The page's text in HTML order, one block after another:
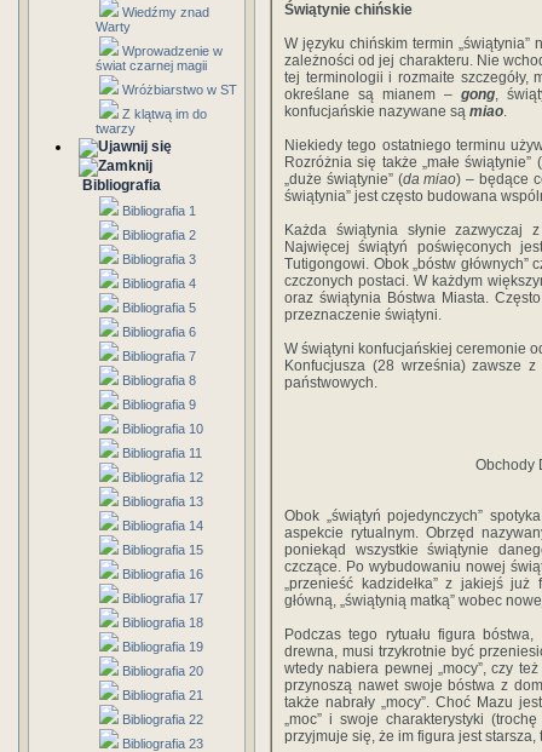
Wiedźmy znad
Warty
Wprowadzenie w
świat czarnej magii
Wróżbiarstwo w ST
Z klątwą im do
twarzy
Bibliografia
Bibliografia 1
Bibliografia 2
Bibliografia 3
Bibliografia 4
Bibliografia 5
Bibliografia 6
Bibliografia 7
Bibliografia 8
Bibliografia 9
Bibliografia 10
Bibliografia 11
Bibliografia 12
Bibliografia 13
Bibliografia 14
Bibliografia 15
Bibliografia 16
Bibliografia 17
Bibliografia 18
Bibliografia 19
Bibliografia 20
Bibliografia 21
Bibliografia 22
Bibliografia 23
Świątynie chińskie
W języku chińskim termin
zależności od jej charakteru. Nie
tej terminologii i rozmaite szczegóły,
określane są mianem – gong,
konfucjańskie nazywane są miao.
Niekiedy tego ostatniego terminu
Rozróżnia się także „małe świątynie” (
„duże świątynie” (da miao) – będące
świątynia” jest często budowana
Każda świątynia słynie zazwyczaj
Najwięcej świątyń poświęconych
Tutigongowi. Obok „bóstw
czczonych postaci. W każdym
oraz świątynia Bóstwa Miasta.
przeznaczenie świątyni.
W świątyni konfucjańskiej ceremonie
Konfucjusza (28 września) zawsze
państwowych.
Obchody
Obok „świątyń pojedynczych”
aspekcie rytualnym. Obrzęd
poniekąd wszystkie świątynie
czczące. Po wybudowaniu nowej
„przenieść kadzidełka” z jakiejś
główną, „świątynią matką” wobec
Podczas tego rytuału figura
drewna, musi trzykrotnie być
wtedy nabiera pewnej „mocy”, czy
przynoszą nawet swoje bóstwa z
także nabrały „mocy”. Choć Mazu
„moc” i swoje charakterystyki
przyjmuje się, że im figura jest